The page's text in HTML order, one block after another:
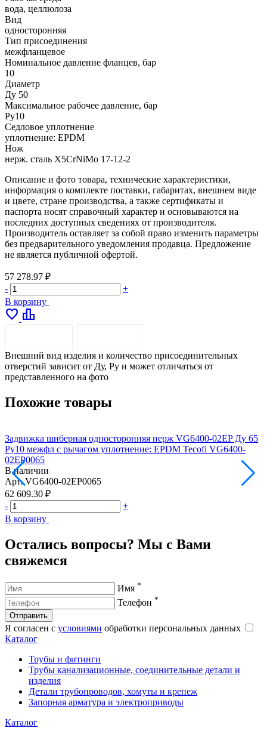
вода, целлюлоза
Вид
односторонняя
Тип присоединения
межфланцевое
Номинальное давление фланцев, бар
10
Диаметр
Ду 50
Максимальное рабочее давление, бар
Ру10
Седловое уплотнение
уплотнение: EPDM
Нож
нерж. сталь X5CrNiMo 17-12-2
Описание и фото товара, технические характеристики,
информация о комплекте поставки, габаритах, внешнем виде
и цвете, стране производства, а также сертификаты и
паспорта носят справочный характер и основываются на
последних доступных сведениях от производителя.
Производитель оставляет за собой право изменить параметры
без предварительного уведомления продавца. Предложение
не является публичной офертой.
57 278.97 ₽
-
+
В корзину
favorite leaderboard
Внешний вид изделия и количество присоединительных
отверстий зависит от Ду, Pу и может отличаться от
представленного на фото
Похожие товары
Задвижка шиберная односторонняя нерж VG6400-02EP Ду 65
Ру10 межфл с рычагом уплотнение: EPDM Tecofi VG6400-
02EP0065
В наличии
Арт. VG6400-02EP0065
62 609.30 ₽
-
+
В корзину
Остались вопросы? Мы с Вами
свяжемся
Имя *
Телефон *
Отправить
Я согласен с условиями обработки персональных данных
Каталог
Трубы и фитинги
Трубы канализационные, соединительные детали и
изделия
Детали трубопроводов, хомуты и крепеж
Запорная арматура и электроприводы
Каталог